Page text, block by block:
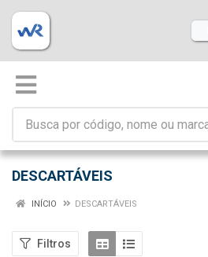
DESCARTÁVEIS
INÍCIO DESCARTÁVEIS
Filtros